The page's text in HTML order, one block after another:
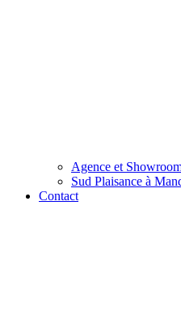
Agence et
Sud Plaisance à
Contact